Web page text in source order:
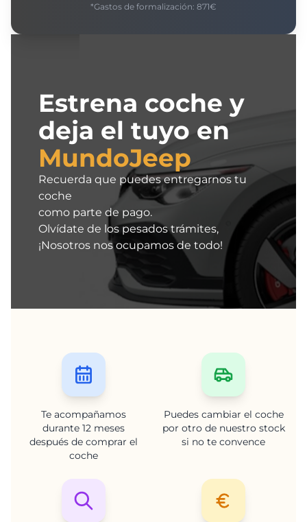
*Gastos de formalización: 871€
Estrena coche y
deja el tuyo en
MundoJeep
Recuerda que puedes entregarnos tu
coche
como parte de pago.
Olvídate de los pesados trámites,
¡Nosotros nos ocupamos de todo!
Te acompañamos
durante 12 meses
después de comprar el
coche
Puedes cambiar el coche
por otro de nuestro stock
si no te convence